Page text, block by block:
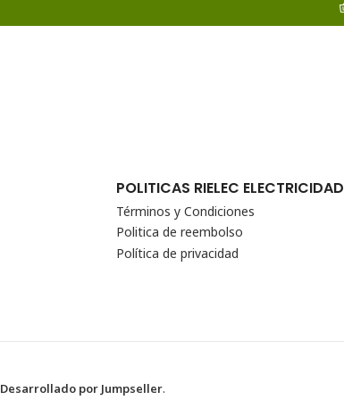
POLITICAS RIELEC ELECTRICIDAD
Términos y Condiciones
Politica de reembolso
Política de privacidad
Desarrollado por Jumpseller.